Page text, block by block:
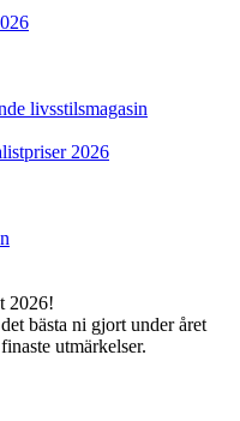
livsstilsmagasin
2026
2026!
bästa ni gjort under året
utmärkelser.